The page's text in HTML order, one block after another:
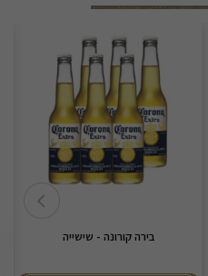
בירה קורונה - שישייה